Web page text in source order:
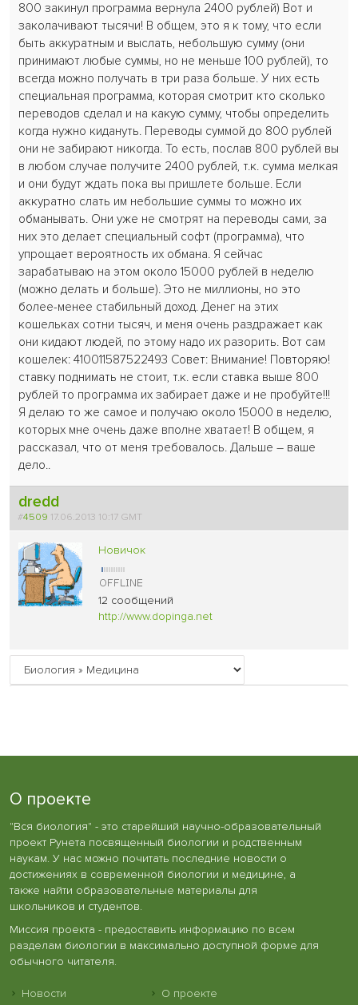
800 закинул программа вернула 2400 рублей) Вот и
заколачивают тысячи! В общем, это я к тому, что если
быть аккуратным и выслать, небольшую сумму (они
принимают любые суммы, но не меньше 100 рублей), то
всегда можно получать в три раза больше. У них есть
специальная программа, которая смотрит кто сколько
переводов сделал и на какую сумму, чтобы определить
когда нужно кидануть. Переводы суммой до 800 рублей
они не забирают никогда. То есть, послав 800 рублей вы
в любом случае получите 2400 рублей, т.к. сумма мелкая
и они будут ждать пока вы пришлете больше. Если
аккуратно слать им небольшие суммы то можно их
обманывать. Они уже не смотрят на переводы сами, за
них это делает специальный софт (программа), что
упрощает вероятность их обмана. Я сейчас
зарабатываю на этом около 15000 рублей в неделю
(можно делать и больше). Это не миллионы, но это
более-менее стабильный доход. Денег на этих
кошельках сотни тысяч, и меня очень раздражает как
они кидают людей, по этому надо их разорить. Вот сам
кошелек: 410011587522493 Совет: Внимание! Повторяю!
ставку поднимать не стоит, т.к. если ставка выше 800
рублей то программа их забирает даже и не пробуйте!!!
Я делаю то же самое и получаю около 15000 в неделю,
которых мне очень даже вполне хватает! В общем, я
рассказал, что от меня требовалось. Дальше – ваше
дело..
dredd
#4509 17.06.2013 10:17 GMT
Новичок
12 сообщений
http://www.dopinga.net
О проекте
"Вся биология" - это старейший научно-образовательный
проект Рунета посвященный биологии и родственным
наукам. У нас можно почитать последние новости о
достижениях в современной биологии и медицине, а
также найти образовательные материалы для
школьников и студентов.
Миссия проекта - предоставить информацию по всем
разделам биологии в максимально доступной форме для
обычного читателя.
Новости О проекте